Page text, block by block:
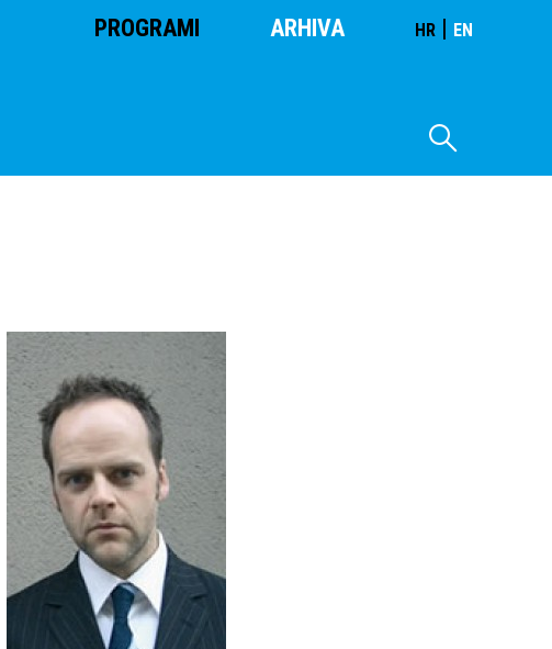
PROGRAMI ARHIVA HR | EN